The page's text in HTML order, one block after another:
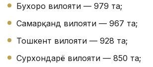
Бухоро вилояти — 979 та;
Самарқанд вилояти — 967 та;
Тошкент вилояти — 928 та;
Сурхондарё вилояти — 850 та;